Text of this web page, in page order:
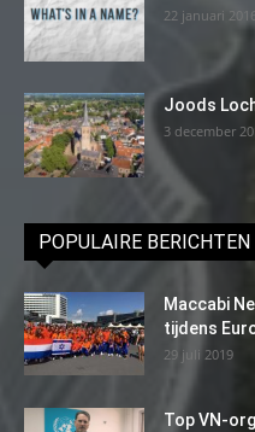
22 januari 2016
Joods
3 december
POPULAIRE BERICHTEN
Maccabi
tijdens
29 juli 2019
Top VN-